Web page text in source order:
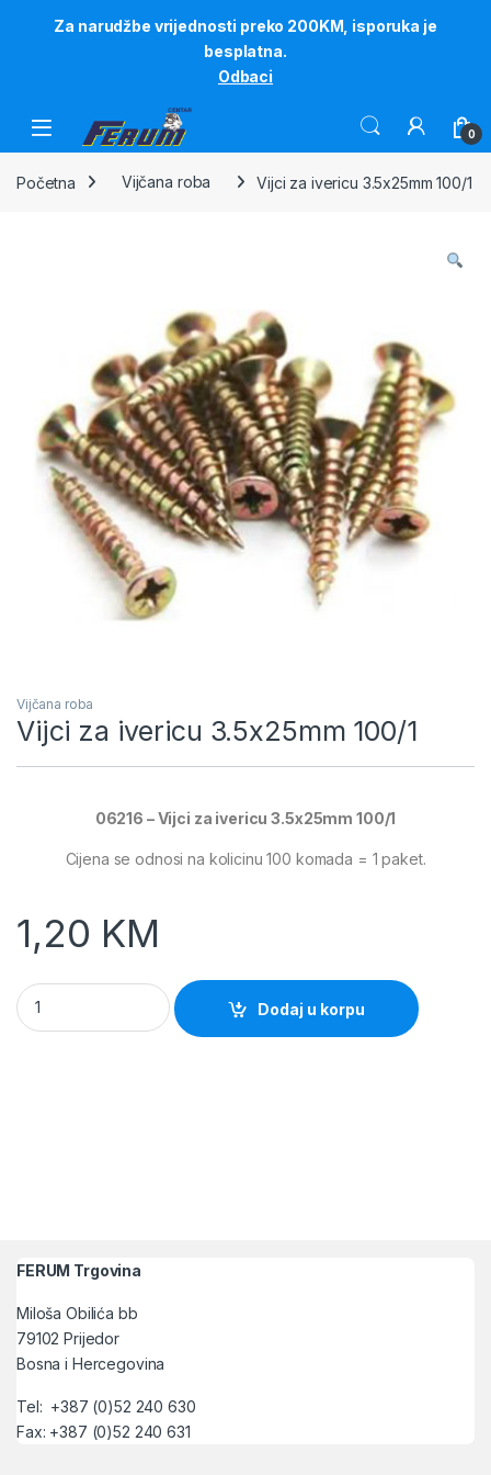
Za narudžbe vrijednosti preko 200KM, isporuka je
besplatna.
Odbaci
0
Početna Vijčana roba Vijci za ivericu 3.5x25mm 100/1
Vijčana roba
Vijci za ivericu 3.5x25mm 100/1
06216 – Vijci za ivericu 3.5x25mm 100/1
Cijena se odnosi na kolicinu 100 komada = 1 paket.
1,20 KM
Vijci za ivericu 3.5x25mm 100/1 quantity
Dodaj u korpu
FERUM Trgovina
Miloša Obilića bb
79102 Prijedor
Bosna i Hercegovina
Tel: +387 (0)52 240 630
Fax: +387 (0)52 240 631